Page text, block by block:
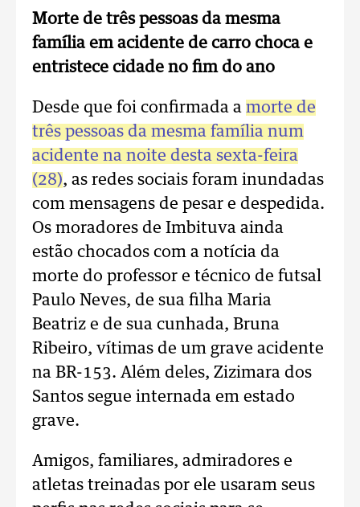
Morte de três pessoas da mesma
família em acidente de carro choca e
entristece cidade no fim do ano
Desde que foi confirmada a morte de
três pessoas da mesma família num
acidente na noite desta sexta-feira
(28), as redes sociais foram inundadas
com mensagens de pesar e despedida.
Os moradores de Imbituva ainda
estão chocados com a notícia da
morte do professor e técnico de futsal
Paulo Neves, de sua filha Maria
Beatriz e de sua cunhada, Bruna
Ribeiro, vítimas de um grave acidente
na BR-153. Além deles, Zizimara dos
Santos segue internada em estado
grave.
Amigos, familiares, admiradores e
atletas treinadas por ele usaram seus